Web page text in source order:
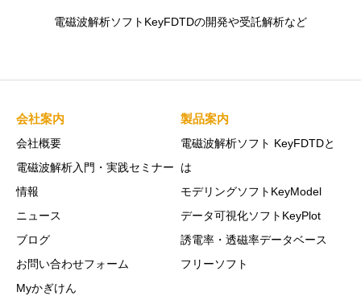
電磁波解析ソフトKeyFDTDの開発や受託解析など
会社案内
会社概要
電磁波解析入門・実践セミナー
情報
ニュース
ブログ
お問い合わせフォーム
Myかぎけん
製品案内
電磁波解析ソフト KeyFDTDと
は
モデリングソフトKeyModel
データ可視化ソフトKeyPlot
誘電率・透磁率データベース
フリーソフト